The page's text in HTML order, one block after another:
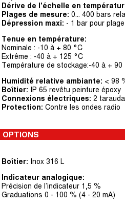
Dérive de l'échelle en
Plages de mesure: 0... 400 bars
Dépression maxi: - 1 bar pour plage
Tenue en température:
Nominale : -10 à + 80 °C
Extrême : -40 à + 125 °C
Température de stockage:-40 à + 90
Humidité relative ambiante: < 98
Boîtier: IP 65 revêtu peinture époxy
Connexions électriques: 2
Protection: Contre les ondes radio
OPTIONS
Boîtier: Inox 316 L
Indicateur analogique:
Précision de l’indicateur 1,5 %
Graduations 0 - 100 % (4 - 20 mA)